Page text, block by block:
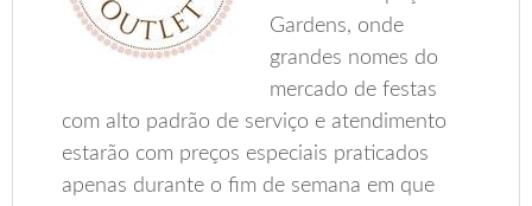
Gardens, onde
grandes nomes do
mercado de festas
com alto padrão de serviço e atendimento
estarão com preços especiais praticados
apenas durante o fim de semana em que